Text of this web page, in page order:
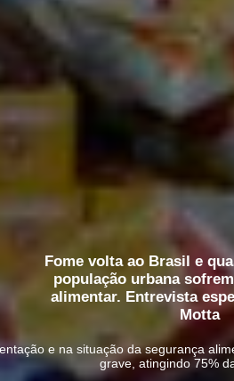
Fome volta ao Brasil e
população urbana
alimentar. Entrevista
Motta
e na situação da segurança
grave, atingindo 75%